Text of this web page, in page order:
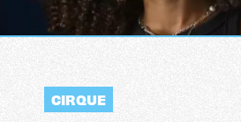
CIRQUE